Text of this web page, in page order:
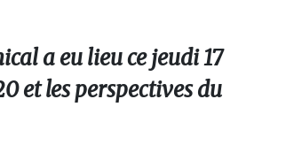
a eu lieu ce jeudi 17
et les perspectives du